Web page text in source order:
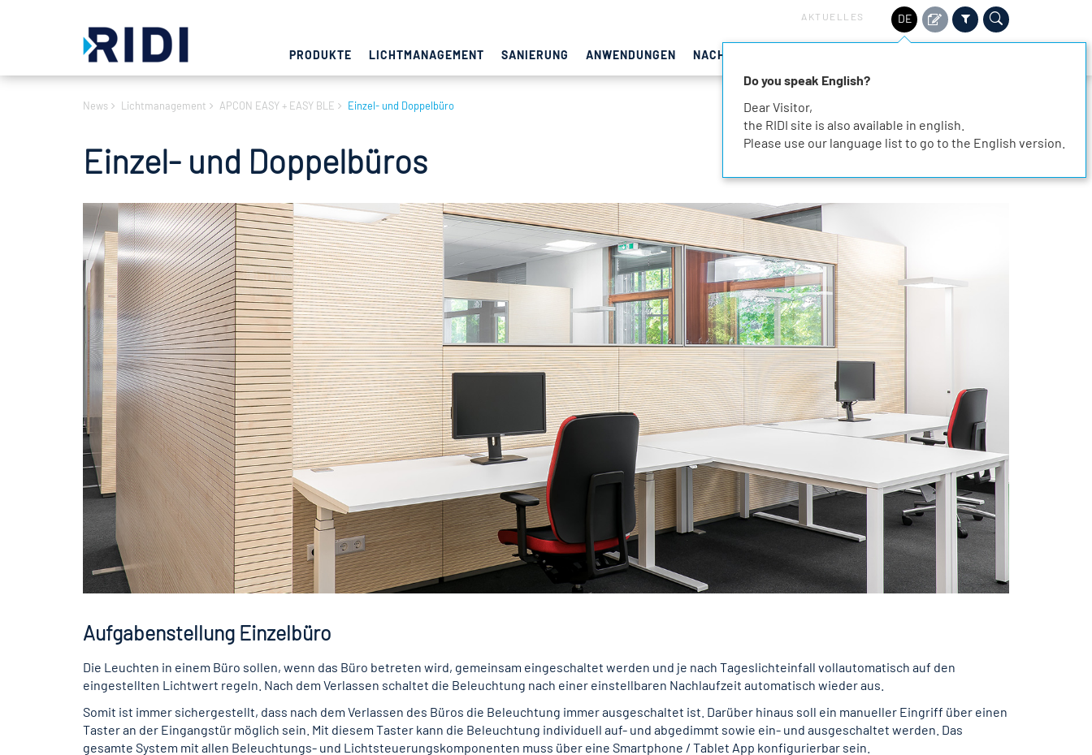
AKTUELLES DE
PRODUKTE LICHTMANAGEMENT SANIERUNG ANWENDUNGEN NACHHALTIGKEIT
News Lichtmanagement APCON EASY + EASY BLE Einzel- und Doppelbüro
Einzel- und Doppelbüros
Aufgabenstellung Einzelbüro
Die Leuchten in einem Büro sollen, wenn das Büro betreten wird, gemeinsam eingeschaltet werden und je nach Tageslichteinfall vollautomatisch auf den
eingestellten Lichtwert regeln. Nach dem Verlassen schaltet die Beleuchtung nach einer einstellbaren Nachlaufzeit automatisch wieder aus.
Somit ist immer sichergestellt, dass nach dem Verlassen des Büros die Beleuchtung immer ausgeschaltet ist. Darüber hinaus soll ein manueller Eingriff über einen
Taster an der Eingangstür möglich sein. Mit diesem Taster kann die Beleuchtung individuell auf- und abgedimmt sowie ein- und ausgeschaltet werden. Das
gesamte System mit allen Beleuchtungs- und Lichtsteuerungskomponenten muss über eine Smartphone / Tablet App konfigurierbar sein.
Do you speak English?
Dear Visitor,
the RIDI site is also available in english.
Please use our language list to go to the English version.